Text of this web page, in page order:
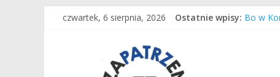
Przejdźczwartek, 6 sierpnia, 2026 Ostatnie wpisy: Remont
Czas
Zapatrzeni